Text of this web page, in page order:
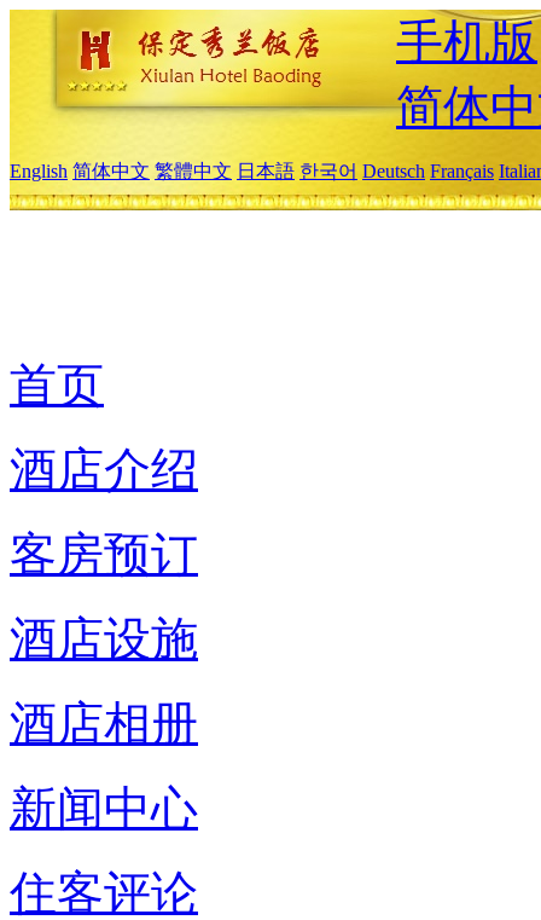
手机版
简体
English 简体中文 繁體中文 日本語 한국어 Deutsch Français
首页
酒店介绍
客房预订
酒店设施
酒店相册
新闻中心
住客评论